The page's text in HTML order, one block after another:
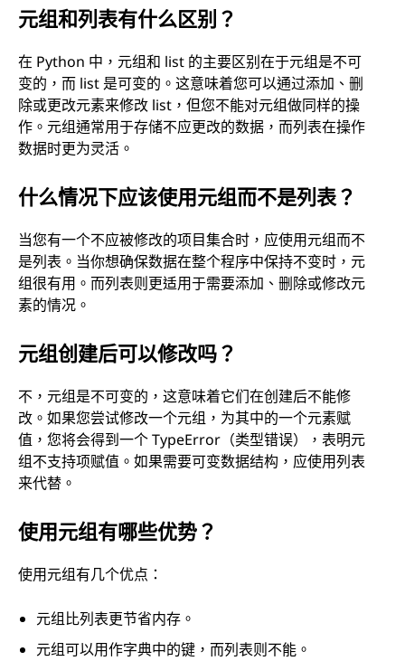
元组和列表有什么区别？
在 Python 中，元组和 list 的主要区别在于元组是不可
变的，而 list 是可变的。这意味着您可以通过添加、删
除或更改元素来修改 list，但您不能对元组做同样的操
作。元组通常用于存储不应更改的数据，而列表在操作
数据时更为灵活。
什么情况下应该使用元组而不是列表？
当您有一个不应被修改的项目集合时，应使用元组而不
是列表。当你想确保数据在整个程序中保持不变时，元
组很有用。而列表则更适用于需要添加、删除或修改元
素的情况。
元组创建后可以修改吗？
不，元组是不可变的，这意味着它们在创建后不能修
改。如果您尝试修改一个元组，为其中的一个元素赋
值，您将会得到一个 TypeError（类型错误），表明元
组不支持项赋值。如果需要可变数据结构，应使用列表
来代替。
使用元组有哪些优势？
使用元组有几个优点：
元组比列表更节省内存。
元组可以用作字典中的键，而列表则不能。